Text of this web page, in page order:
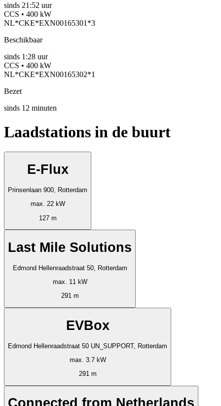
sinds 21:52 uur
CCS • 400 kW
NL*CKE*EXN00165301*3
Beschikbaar
sinds 1:28 uur
CCS • 400 kW
NL*CKE*EXN00165302*1
Bezet
sinds 12 minuten
Laadstations in de buurt
E-Flux
Prinsenlaan 900, Rotterdam
max. 22 kW
127 m
Last Mile Solutions
Edmond Hellenraadstraat 50, Rotterdam
max. 11 kW
291 m
EVBox
Edmond Hellenraadstraat 50 UN_SUPPORT, Rotterdam
max. 3.7 kW
291 m